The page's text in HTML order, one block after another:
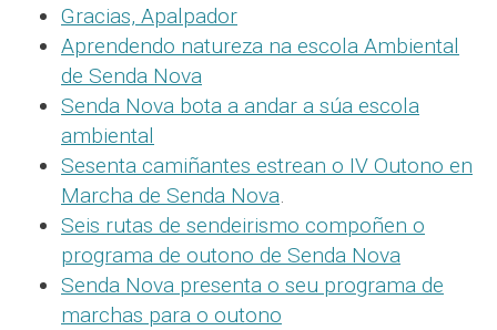
Gracias, Apalpador
Aprendendo natureza na escola Ambiental
de Senda Nova
Senda Nova bota a andar a súa escola
ambiental
Sesenta camiñantes estrean o IV Outono en
Marcha de Senda Nova.
Seis rutas de sendeirismo compoñen o
programa de outono de Senda Nova
Senda Nova presenta o seu programa de
marchas para o outono